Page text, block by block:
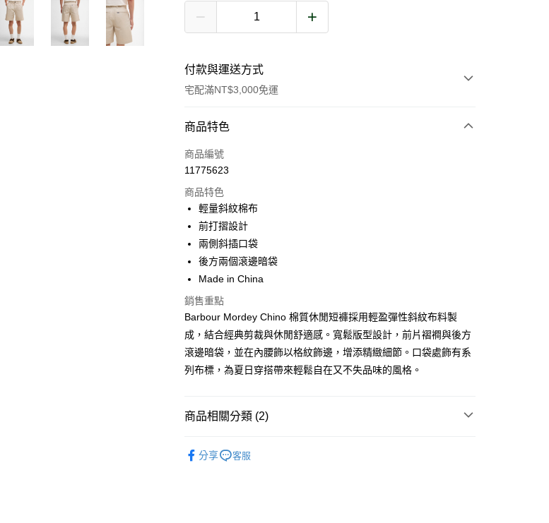
付款與運送方式
宅配滿NT$3,000免運
付款方式
信用卡一次付款
3 期 0 利率 每期
合作金庫商業銀行
華南商業銀行
國泰世華商業銀行
臺灣中小企業銀行
匯豐（台灣）商業銀行
聯邦商業銀行
遠東國際商業銀行
玉山商業銀行
星展（台灣）商業銀行
台新國際商業銀行
中國信託商業銀行
台灣樂天信用卡公司
LINE Pay
街口支付
悠遊付
Google Pay
全盈+PAY
【關於「AFTEE先享後付」】
１．簡單：不需註冊會員、不需綁卡、不需儲值。
ATM付款
商品特色
商品編號
11775623
商品特色
輕量斜紋棉布
前打摺設計
兩側斜插口袋
後方兩個滾邊暗袋
Made in China
銷售重點
Barbour Mordey Chino 棉質休閒短褲採用輕盈彈性斜紋布料製
成，結合經典剪裁與休閒舒適感。寬鬆版型設計，前片褶襇與後方
滾邊暗袋，並在內腰飾以格紋飾邊，增添精緻細節。口袋處飾有系
列布標，為夏日穿搭帶來輕鬆自在又不失品味的風格。
商品相關分類 (2)
分享 客服